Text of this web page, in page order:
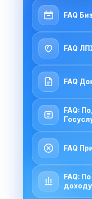
FAQ
FAQ
FAQ
FAQ:
FAQ
FAQ:
доходу